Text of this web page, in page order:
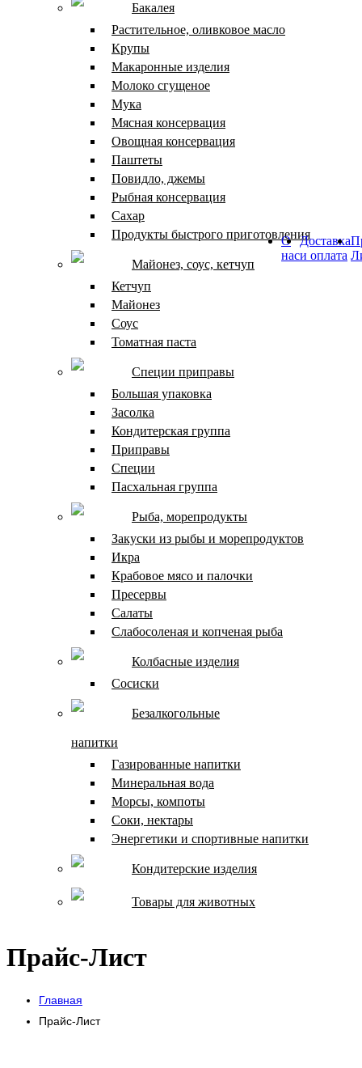
Бакалея
Растительное, оливковое масло
Крупы
Макаронные изделия
Молоко сгущеное
Мука
Мясная консервация
Овощная консервация
Паштеты
Повидло, джемы
Рыбная консервация
Сахар
Продукты быстрого приготовления
Майонез, соус, кетчуп
Кетчуп
Майонез
Соус
Томатная паста
Специи приправы
Большая упаковка
Засолка
Кондитерская группа
Приправы
Специи
Пасхальная группа
Рыба, морепродукты
Закуски из рыбы и морепродуктов
Икра
Крабовое мясо и палочки
Пресервы
Салаты
Слабосоленая и копченая рыба
Колбасные изделия
Сосиски
Безалкогольные
напитки
Газированные напитки
Минеральная вода
Морсы, компоты
Соки, нектары
Энергетики и спортивные напитки
Кондитерские изделия
Товары для животных
О
нас
Доставка
и оплата
Прайс-Лист
Главная
Прайс-Лист